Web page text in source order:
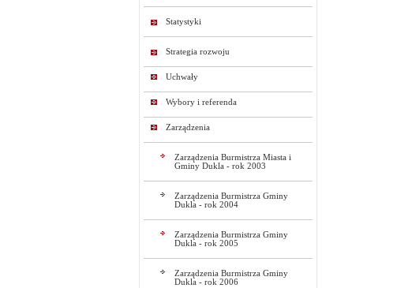
Statystyki
Strategia rozwoju
Uchwały
Wybory i referenda
Zarządzenia
Zarządzenia Burmistrza Miasta i
Gminy Dukla - rok 2003
Zarządzenia Burmistrza Gminy
Dukla - rok 2004
Zarządzenia Burmistrza Gminy
Dukla - rok 2005
Zarządzenia Burmistrza Gminy
Dukla - rok 2006